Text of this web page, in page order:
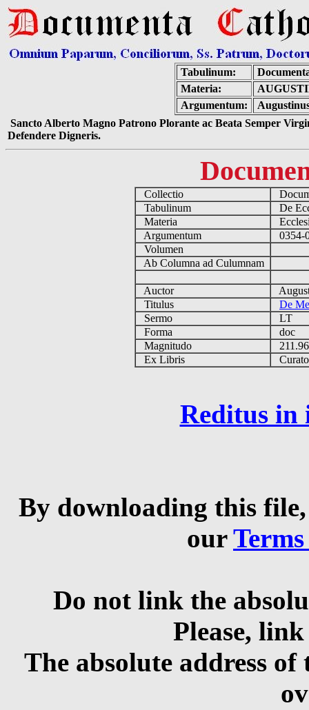
Tabulinum:
Materia:
Argumentum:
Sancto Alberto Magno Patrono Plorante ac Beata Semper
Defendere Digneris.
Collectio
Tabulinum
De
Materia
Argumentum
0354-
Volumen
Ab Columna ad Culumnam
Auctor
Titulus
De
Sermo
LT
Forma
doc
Magnitudo
Ex Libris
Reditus in
By downloading this
our
Do not link the
Please,
The absolute address